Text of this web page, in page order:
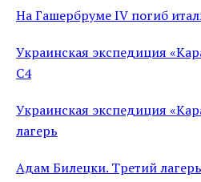
На Гашербруме IV погиб
Украинская экспедиция
С4
Украинская экспедиция
лагерь
Адам Билецки. Третий